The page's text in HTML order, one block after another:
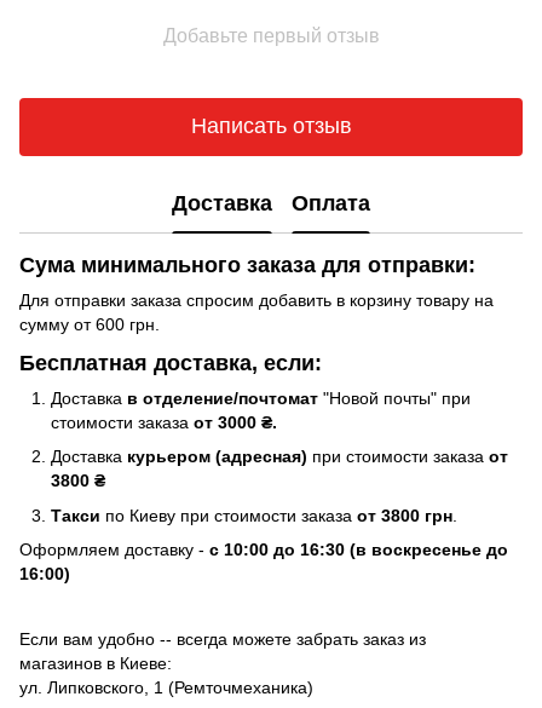
Добавьте первый отзыв
Написать отзыв
Доставка Оплата
Сума минимального заказа для отправки:
Для отправки заказа спросим добавить в корзину товару на
сумму от 600 грн.
Бесплатная доставка, если:
Доставка в отделение/почтомат "Новой почты" при
стоимости заказа от 3000 ₴.
Доставка курьером (адресная) при стоимости заказа от
3800 ₴
Такси по Киеву при стоимости заказа от 3800 грн
Оформляем доставку - с 10:00 до 16:30 (в воскресенье до
16:00)
Если вам удобно -- всегда можете забрать заказ из
магазинов в Киеве:
ул. Липковского, 1 (Ремточмеханика)